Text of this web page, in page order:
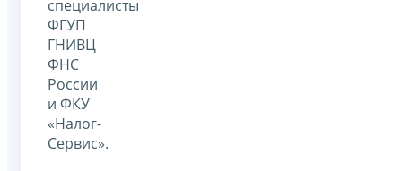
специалисты
ФГУП
ГНИВЦ
ФНС
России
и ФКУ
«Налог-
Сервис».